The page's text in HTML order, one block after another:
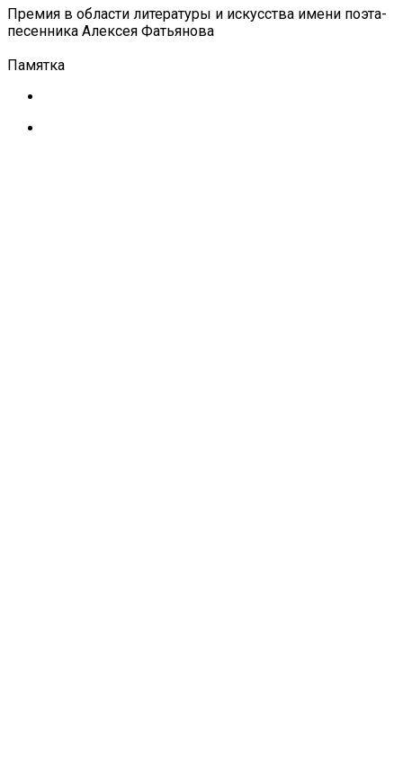
Премия в области литературы и искусства имени поэта-
песенника Алексея Фатьянова
Памятка